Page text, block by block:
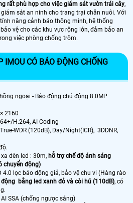
rất phù hợp cho việc giám sát vườn trái cây,
sát an ninh cho trang trại chăn nuôi. Với
năng cảnh báo thông minh, hệ thống
vệ cho các khu vực rộng lớn, đảm bảo an
việc phòng chống trộm.
IMOU CÓ BÁO ĐỘNG CHỐNG
ngoại - Báo động chủ động 8.0MP
2160
H.264, AI Coding
WDR (120dB), Day/Night(ICR), 3DDNR,
đèn led : 30m, hỗ trợ chế độ ánh sáng
chuyển động)
4.0 lọc báo động giả, bảo vệ chu vi (Hàng rào
bằng led xanh đỏ và còi hú (110dB), có
SSA (chống ngược sáng)